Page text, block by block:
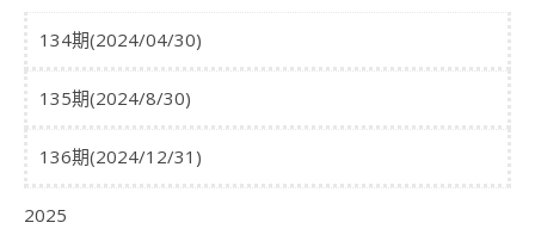
134期(2024/04/30)
135期(2024/8/30)
136期(2024/12/31)
2025